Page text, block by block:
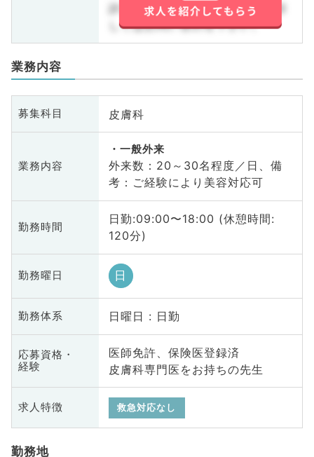
詳しくはお問い合わせ下さい。詳
しくはお問い合わせ下さい。
業務内容
募集科目 皮膚科
業務内容
一般外来
外来数：20～30名程度／日、備
考：ご経験により美容対応可
勤務時間
日勤:09:00〜18:00 (休憩時間:
120分)
勤務曜日 日
勤務体系 日曜日 : 日勤
応募資格・
経験
医師免許、保険医登録済
皮膚科専門医をお持ちの先生
求人特徴 救急対応なし
勤務地